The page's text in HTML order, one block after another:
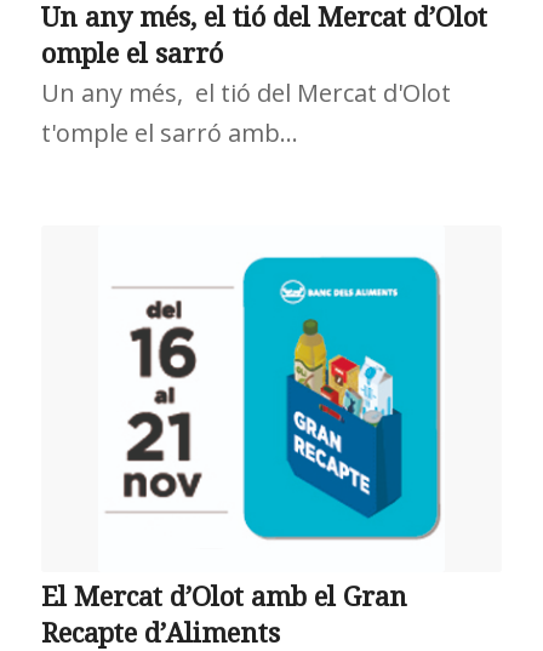
Un any més, el tió del Mercat d’Olot
omple el sarró
Un any més, el tió del Mercat d'Olot
t'omple el sarró amb…
El Mercat d’Olot amb el Gran
Recapte d’Aliments